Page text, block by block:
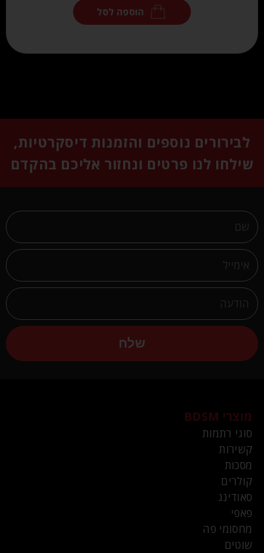
הוספה לסל
לבירורים נוספים והזמנות דיסקרטיות,
שילחו לנו פרטים ונחזור אליכם בהקדם
שלח
מוצרי BDSM
סוגי רתמות
קשירות
מסכות
קולרים
סאודינג
פאפי
מחסומי פה
שוטים